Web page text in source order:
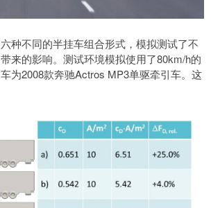
种不同的半挂车组合形式，模拟测试了不
来的影响。测试环境模拟使用了80km/h的
为2008款奔驰Actros MP3单驱牵引车。这